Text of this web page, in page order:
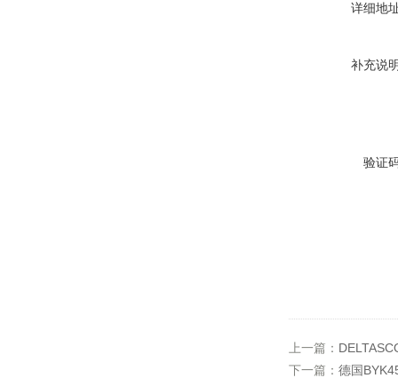
详细地
补充说
验证
上一篇：
下一篇： 德国